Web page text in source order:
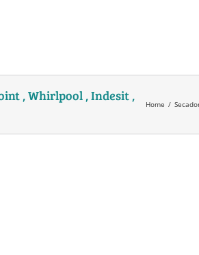
, Whirlpool , Indesit ,
Home /